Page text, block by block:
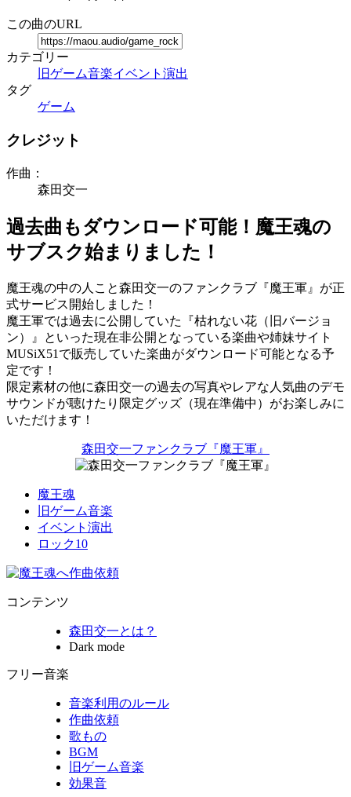
この曲のURL
カテゴリー
旧ゲーム音楽イベント演出
タグ
ゲーム
クレジット
作曲：
森田交一
過去曲もダウンロード可能！魔王魂の
サブスク始まりました！
魔王魂の中の人こと森田交一のファンクラブ『魔王軍』が正
式サービス開始しました！
魔王軍では過去に公開していた『枯れない花（旧バージョ
ン）』といった現在非公開となっている楽曲や姉妹サイト
MUSiX51で販売していた楽曲がダウンロード可能となる予
定です！
限定素材の他に森田交一の過去の写真やレアな人気曲のデモ
サウンドが聴けたり限定グッズ（現在準備中）がお楽しみに
いただけます！
森田交一ファンクラブ『魔王軍』
魔王魂
旧ゲーム音楽
イベント演出
ロック10
コンテンツ
森田交一とは？
Dark mode
フリー音楽
音楽利用のルール
作曲依頼
歌もの
BGM
旧ゲーム音楽
効果音